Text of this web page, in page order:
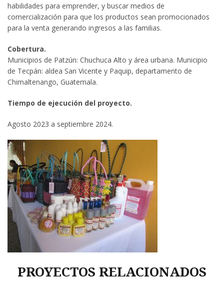
habilidades para emprender, y buscar medios de
comercialización para que los productos sean promocionados
para la venta generando ingresos a las familias.
Cobertura.
Municipios de Patzún: Chuchuca Alto y área urbana. Municipio
de Tecpán: aldea San Vicente y Paquip, departamento de
Chimaltenango, Guatemala.
Tiempo de ejecución del proyecto.
Agosto 2023 a septiembre 2024.
PROYECTOS RELACIONADOS